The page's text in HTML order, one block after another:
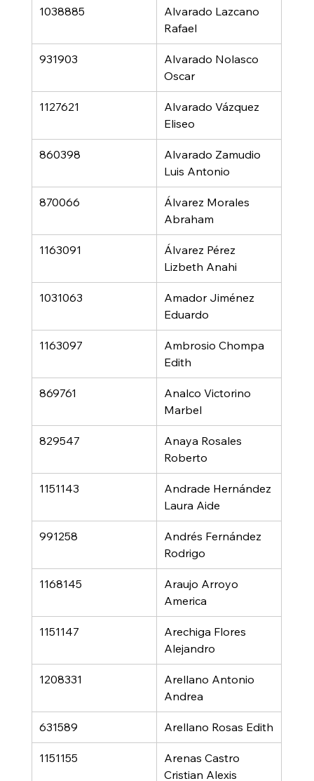
1038885
Alvarado Lazcano
Rafael
931903
Alvarado Nolasco
Oscar
1127621
Alvarado Vázquez
Eliseo
860398
Alvarado Zamudio
Luis Antonio
870066
Álvarez Morales
Abraham
1163091
Álvarez Pérez
Lizbeth Anahi
1031063
Amador Jiménez
Eduardo
1163097
Ambrosio Chompa
Edith
869761
Analco Victorino
Marbel
829547
Anaya Rosales
Roberto
1151143
Andrade Hernández
Laura Aide
991258
Andrés Fernández
Rodrigo
1168145
Araujo Arroyo
America
1151147
Arechiga Flores
Alejandro
1208331
Arellano Antonio
Andrea
631589 Arellano Rosas Edith
1151155
Arenas Castro
Cristian Alexis